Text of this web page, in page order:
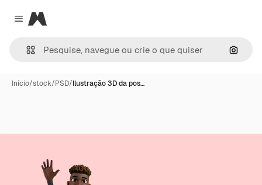
Close menu
Magnific
Início/stock/PSD/Ilustração 3D da pos…